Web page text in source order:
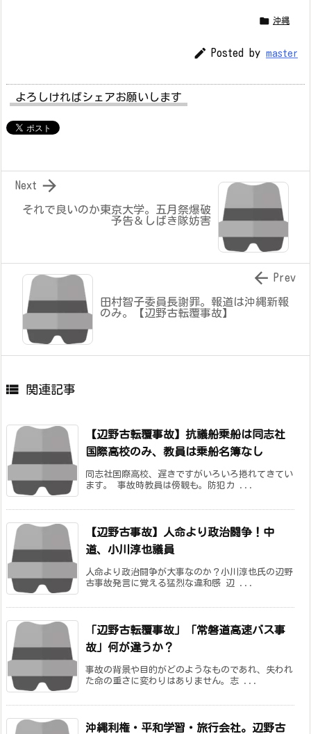
 沖縄
 Posted by master
よろしければシェアお願いします
それで良いのか東京大学。五月祭爆破
予告＆しばき隊妨害

Next
田村智子委員長謝罪。報道は沖縄新報
のみ。【辺野古転覆事故】
 Prev
 関連記事
【辺野古転覆事故】抗議船乗船は同志社
国際高校のみ、教員は乗船名簿なし
同志社国際高校、遅きですがいろいろ捲れてきてい
ます。 事故時教員は傍観も。防犯カ ...
【辺野古事故】人命より政治闘争！中
道、小川淳也議員
人命より政治闘争が大事なのか？小川淳也氏の辺野
古事故発言に覚える猛烈な違和感 辺 ...
「辺野古転覆事故」「常磐道高速バス事
故」何が違うか？
事故の背景や目的がどのようなものであれ、失われ
た命の重さに変わりはありません。志 ...
沖縄利権・平和学習・旅行会社。辺野古